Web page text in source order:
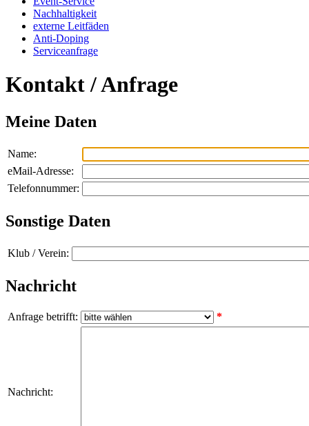
Nachhaltigkeit
externe Leitfäden
Anti-Doping
Serviceanfrage
Kontakt / Anfrage
Meine Daten
Name:
eMail-Adresse:
Telefonnummer:
Sonstige Daten
Klub / Verein:
Nachricht
Anfrage betrifft: *
Nachricht: